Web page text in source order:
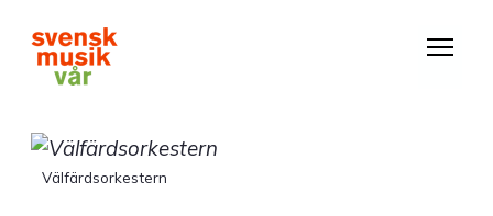
huvudinnehåll
Välfärdsorkestern